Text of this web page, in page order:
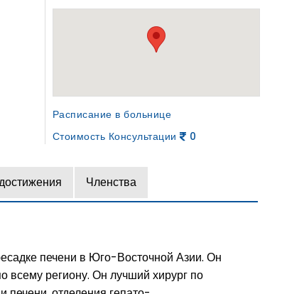
Расписание в больнице
Стоимость Консультации
0
Членства
печени в Юго-Восточной Азии. Он
всему региону. Он лучший хирург по